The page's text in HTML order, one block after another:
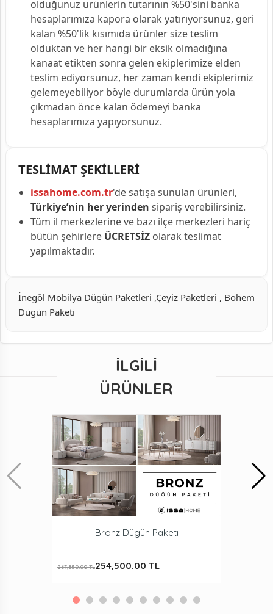
olduğunuz ürünlerin tutarının %50'sini banka
hesaplarımıza kapora olarak yatırıyorsunuz, geri
kalan %50'lik kısımıda ürünler size teslim
olduktan ve her hangi bir eksik olmadığına
kanaat etikten sonra gelen ekiplerimize elden
teslim ediyorsunuz, her zaman kendi ekiplerimiz
gelemeyebiliyor böyle durumlarda ürün yola
çıkmadan önce kalan ödemeyi banka
hesaplarımıza yapıyorsunuz.
TESLİMAT ŞEKİLLERİ
issahome.com.tr'de satışa sunulan ürünleri,
Türkiye’nin her yerinden sipariş verebilirsiniz.
Tüm il merkezlerine ve bazı ilçe merkezleri hariç
bütün şehirlere ÜCRETSİZ olarak teslimat
yapılmaktadır.
İnegöl Mobilya Dügün Paketleri ,Çeyiz Paketleri , Bohem
Dügün Paketi
İLGILI
ÜRÜNLER
Bronz Dügün Paketi
267,850.00 TL254,500.00 TL